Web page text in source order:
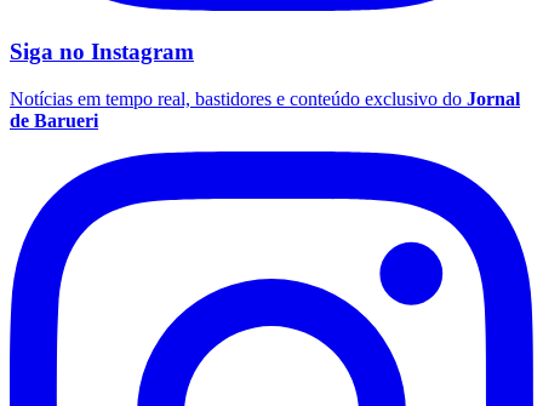
Siga no Instagram
Notícias em tempo real, bastidores e conteúdo exclusivo do Jornal
de Barueri